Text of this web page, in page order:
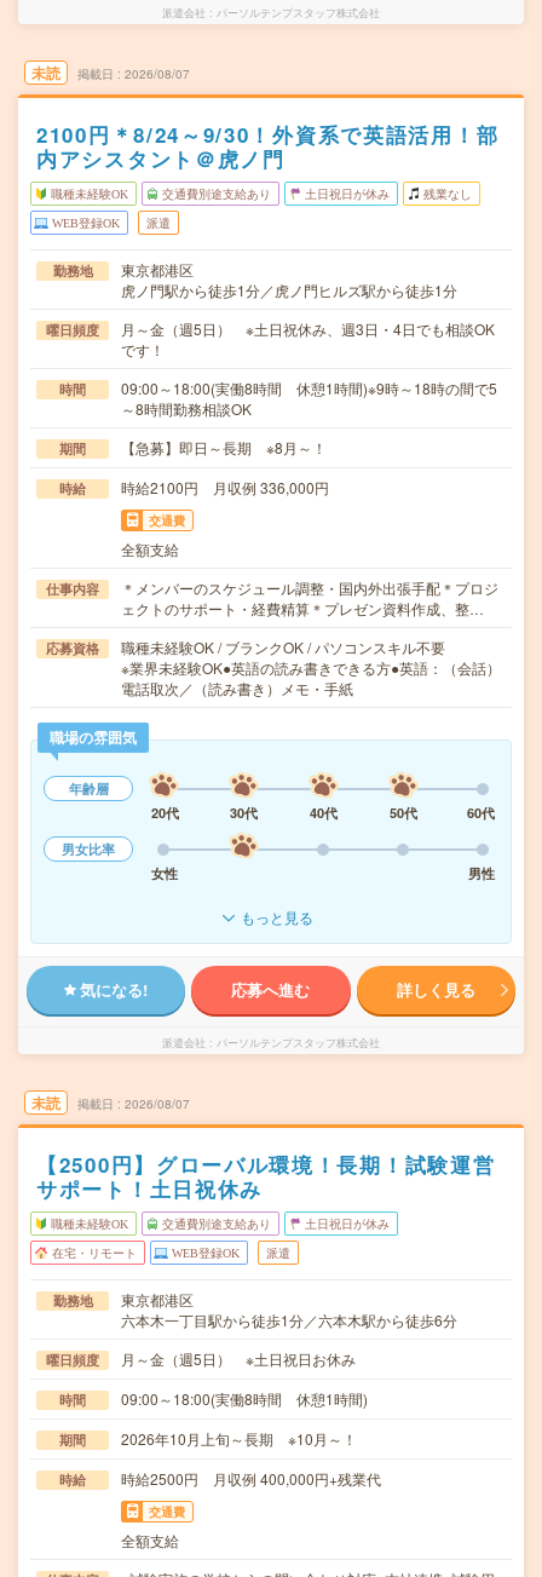
派遣会社 パーソルテンプスタッフ株式会社
未読 掲載日 2026/08/07
2100円＊8/24～9/30！外資系で英語活用！部
内アシスタント＠虎ノ門
職種未経験OK 交通費別途支給あり 土日祝日が休み 残業なし
WEB登録OK 派遣
勤務地
東京都港区
虎ノ門駅から徒歩1分／虎ノ門ヒルズ駅から徒歩1分
曜日頻度
月～金（週5日） ※土日祝休み、週3日・4日でも相談OK
です！
時間
09:00～18:00(実働8時間 休憩1時間)※9時～18時の間で5
～8時間勤務相談OK
期間 【急募】即日～長期 ※8月～！
時給 時給2100円 月収例 336,000円
交通費
全額支給
仕事内容
＊メンバーのスケジュール調整・国内外出張手配＊プロジ
ェクトのサポート・経費精算＊プレゼン資料作成、整…
応募資格
職種未経験OK / ブランクOK / パソコンスキル不要
※業界未経験OK●英語の読み書きできる方●英語：（会話）
電話取次／（読み書き）メモ・手紙
職場の雰囲気
年齢層
20代
30代 40代 50代
60代
男女比率
女性
男性
もっと見る
気になる! 応募へ進む 詳しく見る
派遣会社 パーソルテンプスタッフ株式会社
未読 掲載日 2026/08/07
【2500円】グローバル環境！長期！試験運営
サポート！土日祝休み
職種未経験OK 交通費別途支給あり 土日祝日が休み
在宅・リモート WEB登録OK 派遣
勤務地
東京都港区
六本木一丁目駅から徒歩1分／六本木駅から徒歩6分
曜日頻度 月～金（週5日） ※土日祝日お休み
時間 09:00～18:00(実働8時間 休憩1時間)
期間 2026年10月上旬～長期 ※10月～！
時給 時給2500円 月収例 400,000円+残業代
交通費
全額支給